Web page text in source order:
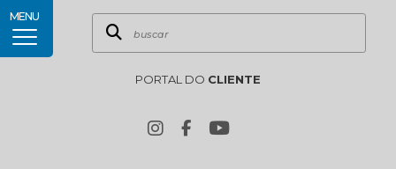
PORTAL DO CLIENTE
MENU